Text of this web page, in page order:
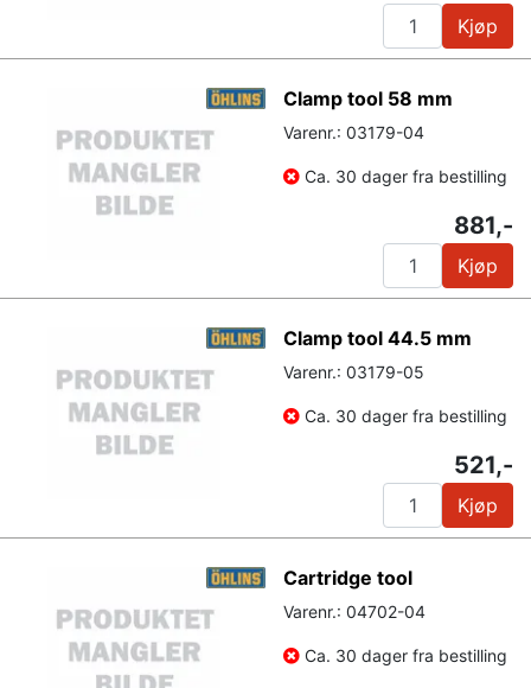
Kjøp
Clamp tool 58 mm
Varenr.: 03179-04
Ca. 30 dager fra bestilling
881,-
Kjøp
Clamp tool 44.5 mm
Varenr.: 03179-05
Ca. 30 dager fra bestilling
521,-
Kjøp
Cartridge tool
Varenr.: 04702-04
Ca. 30 dager fra bestilling